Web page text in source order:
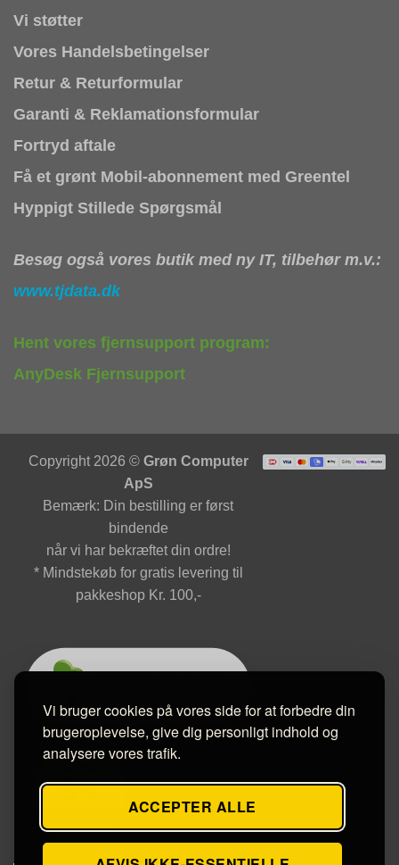
Vi bruger cookies på vores side for at forbedre din
brugeroplevelse, give dig personligt indhold og
analysere vores trafik.
ACCEPTER ALLE
Vi støtter
Vores Handelsbetingelser
Retur & Returformular
Garanti & Reklamationsformular
Fortryd aftale
Få et grønt Mobil-abonnement med Greentel
Hyppigt Stillede Spørgsmål
Besøg også vores butik med ny IT, tilbehør m.v.:
www.tjdata.dk
Hent vores fjernsupport program:
AnyDesk Fjernsupport
Copyright 2026 © Grøn Computer
ApS
Bemærk: Din bestilling er først
bindende
når vi har bekræftet din ordre!
* Mindstekøb for gratis levering til
pakkeshop Kr. 100,-